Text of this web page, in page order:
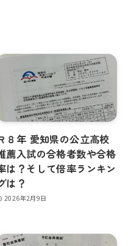
８年 愛知県の公立高校
薦入試の合格者数や合格
は？そして倍率ランキン
は？
2026年2月9日